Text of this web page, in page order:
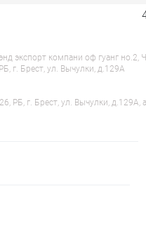
экспорт компани оф гуанг но.2,
г. Брест, ул. Вычулки, д.129А
РБ, г. Брест, ул. Вычулки, д.129А,